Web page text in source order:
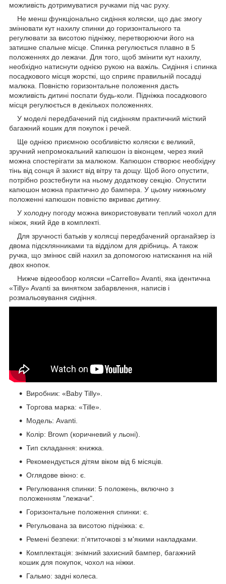
можливість дотримуватися ручками під час руху.
Не менш функціонально сидіння коляски, що дає змогу
змінювати кут нахилу спинки до горизонтального та
регулювати за висотою підніжку, перетворюючи його на
затишне спальне місце. Спинка регулюється плавно в 5
положеннях до лежачи. Для того, щоб змінити кут нахилу,
необхідно натиснути однією рукою на важіль. Сидіння і спинка
посадкового місця жорсткі, що сприяє правильній посадці
малюка. Повністю горизонтальне положення дасть
можливість дитині поспати будь-коли. Підніжка посадкового
місця регулюється в декількох положеннях.
У моделі передбачений під сидінням практичний місткий
багажний кошик для покупок і речей.
Ще однією приємною особливістю коляски є великий,
зручний непромокальний капюшон із віконцем, через який
можна спостерігати за малюком. Капюшон створює необхідну
тінь від сонця й захист від вітру та дощу. Щоб його опустити,
потрібно розстебнути на ньому додаткову секцію. Опустити
капюшон можна практично до бампера. У цьому нижньому
положенні капюшон повністю вкриває дитину.
У холодну погоду можна використовувати теплий чохол для
ніжок, який йде в комплекті.
Для зручності батьків у колясці передбачений органайзер із
двома підсклянниками та відділом для дрібниць. А також
ручка, що змінює свій нахил за допомогою натискання на ній
двох кнопок.
Нижче відеообзор коляски «Carrello» Avanti, яка ідентична
«Tilly» Avanti за винятком забарвлення, написів і
розмальовування сидіння.
Виробник: «Baby Tilly».
Торгова марка: «Tille».
Модель: Avanti.
Колір: Brown (коричневий у льоні).
Тип складання: книжка.
Рекомендується дітям віком від 6 місяців.
Оглядове вікно: є.
Регулювання спинки: 5 положень, включно з
положенням "лежачи".
Горизонтальне положення спинки: є.
Регульована за висотою підніжка: є.
Ремені безпеки: п'ятиточкові з м'якими накладками.
Комплектація: знімний захисний бампер, багажний
кошик для покупок, чохол на ніжки.
Гальмо: задні колеса.